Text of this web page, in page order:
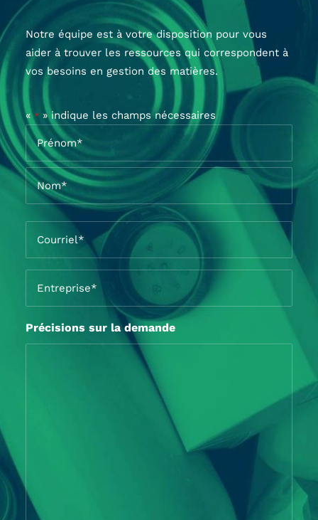
Notre équipe est à votre disposition pour vous
aider à trouver les ressources qui correspondent à
vos besoins en gestion des matières.
«* » indique les champs nécessaires
Nom
*
Prénom*
Précisions sur la demande